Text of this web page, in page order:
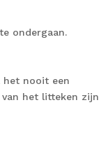
ondergaan.
het nooit een
het litteken zijn